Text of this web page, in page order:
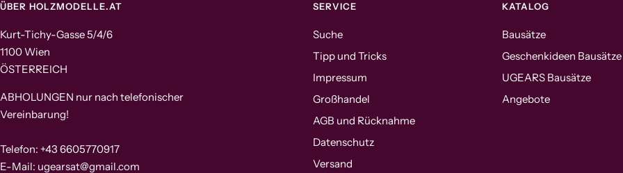
ÜBER HOLZMODELLE.AT
Kurt-Tichy-Gasse 5/4/6
1100 Wien
ÖSTERREICH
ABHOLUNGEN nur nach telefonischer
Vereinbarung!
Telefon: +43 6605770917
E-Mail: ugearsat@gmail.com
SERVICE
Suche
Tipp und Tricks
Impressum
Großhandel
AGB und Rücknahme
Datenschutz
Versand
KATALOG
Bausätze
Geschenkideen Bausätze
UGEARS Bausätze
Angebote